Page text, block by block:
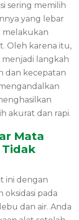
sering memilih
yang lebar
melakukan
Oleh karena itu,
langkah
dan kecepatan
akurat dan rapi.
Mata
ini dengan
oksidasi pada
dan air. Anda